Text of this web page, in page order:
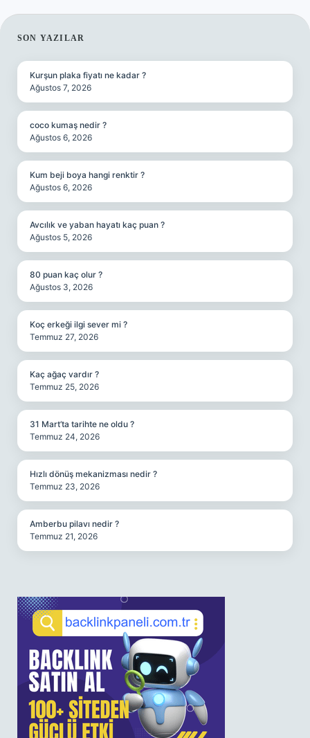
SIDEBAR
SON YAZILAR
Kurşun plaka fiyatı ne kadar ?
Ağustos 7, 2026
coco kumaş nedir ?
Ağustos 6, 2026
Kum beji boya hangi renktir ?
Ağustos 6, 2026
Avcılık ve yaban hayatı kaç puan ?
Ağustos 5, 2026
80 puan kaç olur ?
Ağustos 3, 2026
Koç erkeği ilgi sever mi ?
Temmuz 27, 2026
Kaç ağaç vardır ?
Temmuz 25, 2026
31 Mart’ta tarihte ne oldu ?
Temmuz 24, 2026
Hızlı dönüş mekanizması nedir ?
Temmuz 23, 2026
Amberbu pilavı nedir ?
Temmuz 21, 2026